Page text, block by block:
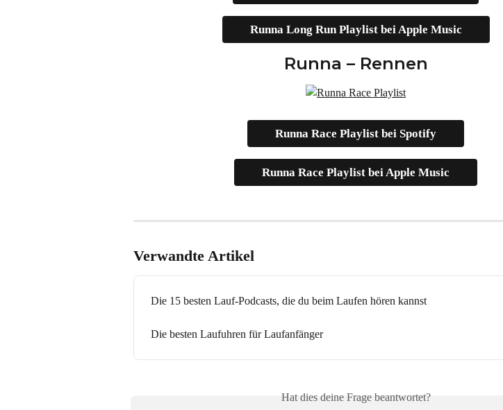
Runna Long Run Playlist bei Apple Music
Runna – Rennen
Runna Race Playlist bei Spotify
Runna Race Playlist bei Apple Music
Verwandte Artikel
Die 15 besten Lauf-Podcasts, die du beim Laufen hören kannst
Die besten Laufuhren für Laufanfänger
Hat dies deine Frage beantwortet?